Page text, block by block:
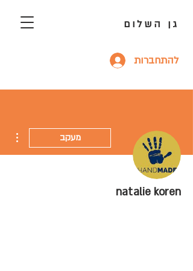
גן השלום
להתחברות
מעקב
natalie koren